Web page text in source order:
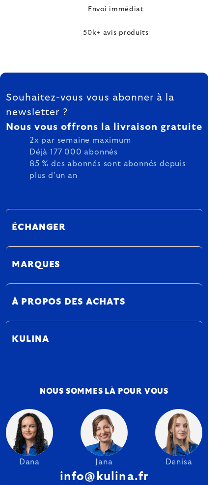
Envoi immédiat
50k+ avis produits
FOOTER
Souhaitez-vous vous abonner à la
newsletter ?
Nous vous offrons la livraison gratuite
2x par semaine maximum
Déjà 177 000 abonnés
85 % des abonnés sont abonnés depuis
plus d'un an
ÉCHANGER
MARQUES
À PROPOS DES ACHATS
KULINA
NOUS SOMMES LÀ POUR VOUS
Dana Jana Denisa
info@kulina.fr